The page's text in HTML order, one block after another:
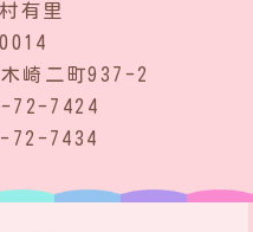
有里
崎二町937-2
72-7424
72-7434